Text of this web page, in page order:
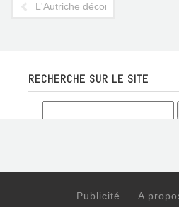
L'Autriche déconseille Djerba !
RECHERCHE SUR LE SITE
Publicité A